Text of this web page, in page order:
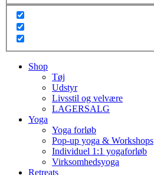
Shop
Tøj
Udstyr
Livsstil og velvære
LAGERSALG
Yoga
Yoga forløb
Pop-up yoga & Workshops
Individuel 1:1 yogaforløb
Virksomhedsyoga
Retreats